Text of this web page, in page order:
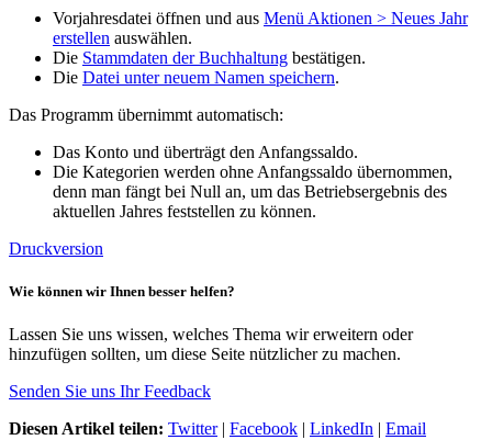
Vorjahresdatei öffnen und aus Menü Aktionen > Neues Jahr
erstellen auswählen.
Die Stammdaten der Buchhaltung bestätigen.
Die Datei unter neuem Namen speichern.
Das Programm übernimmt automatisch:
Das Konto und überträgt den Anfangssaldo.
Die Kategorien werden ohne Anfangssaldo übernommen,
denn man fängt bei Null an, um das Betriebsergebnis des
aktuellen Jahres feststellen zu können.
Druckversion
Wie können wir Ihnen besser helfen?
Lassen Sie uns wissen, welches Thema wir erweitern oder
hinzufügen sollten, um diese Seite nützlicher zu machen.
Senden Sie uns Ihr Feedback
Diesen Artikel teilen: Twitter| Facebook | LinkedIn | Email